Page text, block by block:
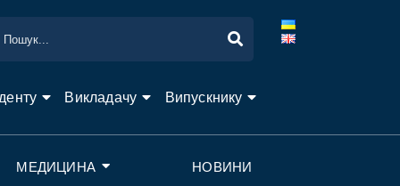
Викладачу Випускнику
МЕДИЦИНА НОВИНИ